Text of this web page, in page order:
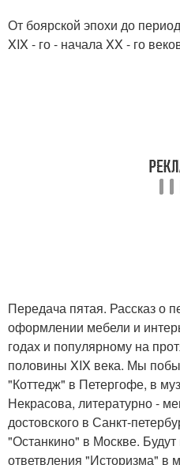
От боярской эпохи до
XIX - го - начала XX - го
Передача пятая. Рассказ о
оформлении мебели и
годах и популярному на
половины XIX века. Мы
"Коттедж" в Петергофе, в
Некрасова, литературно -
достовского в Санкт-
"Останкино" в Москве.
ответвления "Историзма" в